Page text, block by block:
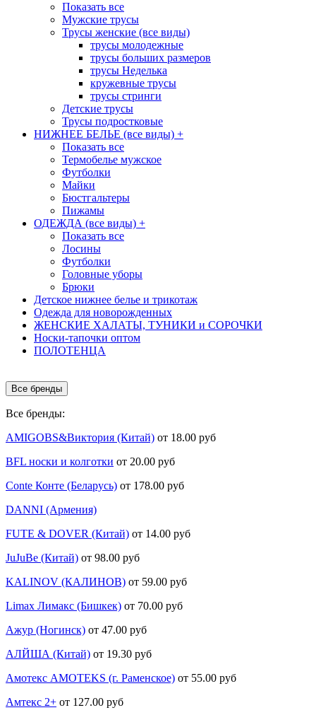
Показать все
Мужские трусы
Трусы женские (все виды)
трусы молодежные
трусы больших размеров
трусы Неделька
кружевные трусы
трусы стринги
Детские трусы
Трусы подростковые
НИЖНЕЕ БЕЛЬЕ (все виды) +
Показать все
Термобелье мужское
Футболки
Майки
Бюстгальтеры
Пижамы
ОДЕЖДА (все виды) +
Показать все
Лосины
Футболки
Головные уборы
Брюки
Детское нижнее белье и трикотаж
Одежда для новорожденных
ЖЕНСКИЕ ХАЛАТЫ, ТУНИКИ и СОРОЧКИ
Носки-тапочки оптом
ПОЛОТЕНЦА
Все бренды
Все бренды:
AMIGOBS&Виктория (Китай) от 18.00 руб
BFL носки и колготки от 20.00 руб
Conte Конте (Беларусь) от 178.00 руб
DANNI (Армения)
FUTE & DOVER (Китай) от 14.00 руб
JuJuBe (Китай) от 98.00 руб
KALINOV (КАЛИНОВ) от 59.00 руб
Limax Лимакс (Бишкек) от 70.00 руб
Ажур (Ногинск) от 47.00 руб
АЛЙША (Китай) от 19.30 руб
Амотекс AMOTEKS (г. Раменское) от 55.00 руб
Амтекс 2+ от 127.00 руб